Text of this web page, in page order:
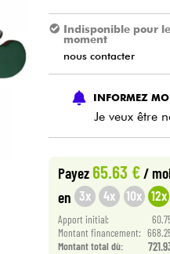
Indisponible pour le
moment
nous contacter
INFORMEZ
Je veux être
Payez65.63 €/
en 3x 4x 10x 12x
Apport initial:
Montant financement:
Montant total dù: